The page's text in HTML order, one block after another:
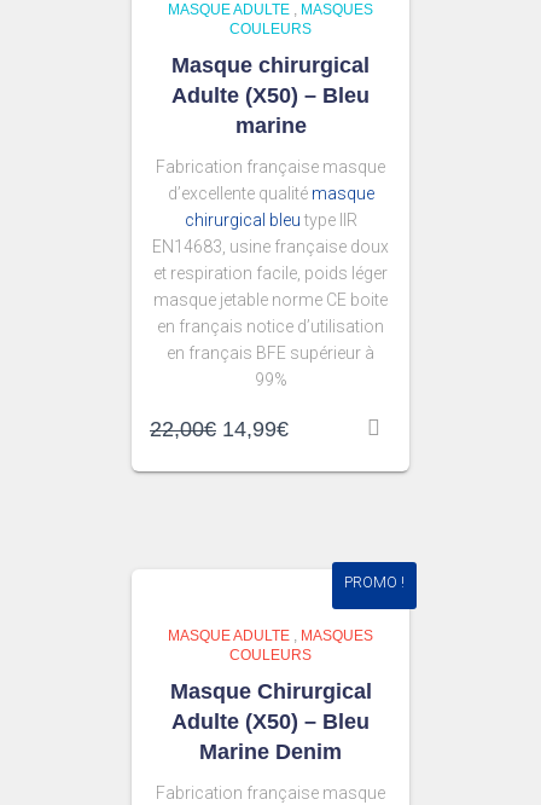
MASQUE ADULTE , MASQUES
COULEURS
Masque chirurgical
Adulte (X50) – Bleu
marine
Fabrication française masque
d’excellente qualité masque
chirurgical bleu type IIR
EN14683, usine française doux
et respiration facile, poids léger
masque jetable norme CE boite
en français notice d’utilisation
en français BFE supérieur à
99%
22,00€ 14,99€
PROMO !
MASQUE ADULTE , MASQUES
COULEURS
Masque Chirurgical
Adulte (X50) – Bleu
Marine Denim
Fabrication française masque